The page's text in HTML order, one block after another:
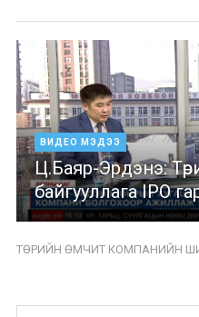
ВИДЕО МЭДЭЭ
Ц.Баяр-Эрдэнэ:
байгууллага IPO
ТӨРИЙН ӨМЧИТ КОМПАНИЙН